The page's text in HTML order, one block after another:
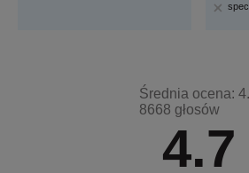
4.7
Średnia ocena:
8668 głosów